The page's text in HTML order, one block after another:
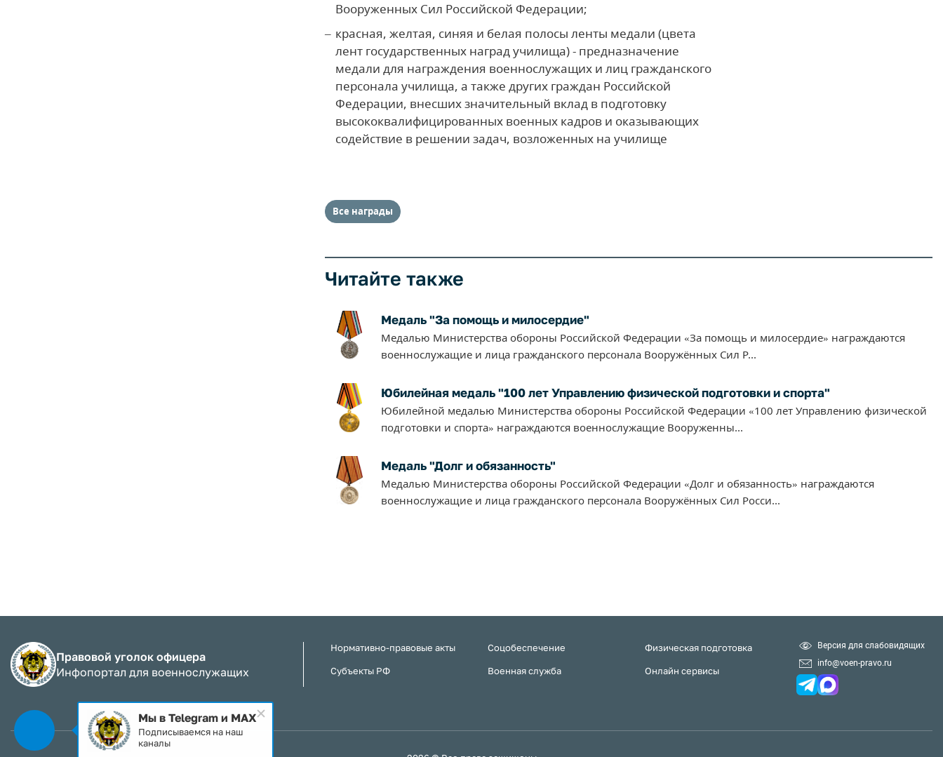
Вооруженных Сил Российской Федерации;
красная, желтая, синяя и белая полосы ленты медали (цвета
лент государственных наград училища) - предназначение
медали для награждения военнослужащих и лиц гражданского
персонала училища, а также других граждан Российской
Федерации, внесших значительный вклад в подготовку
высококвалифицированных военных кадров и оказывающих
содействие в решении задач, возложенных на училище
Все награды
Читайте также
Медаль "За помощь и милосердие"
Медалью Министерства обороны Российской Федерации «За помощь и милосердие» награждаются
военнослужащие и лица гражданского персонала Вооружённых Сил Р...
Юбилейная медаль "100 лет Управлению физической подготовки и спорта"
Юбилейной медалью Министерства обороны Российской Федерации «100 лет Управлению физической
подготовки и спорта» награждаются военнослужащие Вооруженны...
Медаль "Долг и обязанность"
Медалью Министерства обороны Российской Федерации «Долг и обязанность» награждаются
военнослужащие и лица гражданского персонала Вооружённых Сил Росси...
Правовой уголок офицера
Инфопортал для военнослужащих
Нормативно-правовые акты Соцобеспечение Физическая подготовка
Субъекты РФ Военная служба Онлайн сервисы
Версия для слабовидящих
info@voen-pravo.ru
Мы в Telegram и MAX
Подписываемся на наш
каналы